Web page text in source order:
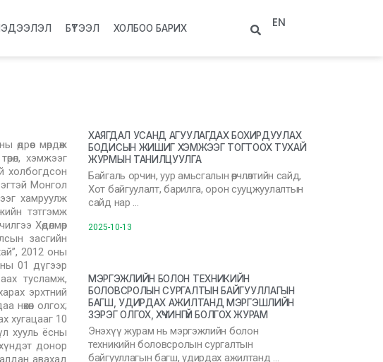
БҮТЭЭЛ ХОЛБОО БАРИХ EN
мөрдөж
хэмжээг
холбогдсон
Монгол
хамруулж
тэтгэмж
Хөдөлмөр
засгийн
2012 оны
01 дүгээр
тусламж,
эрхтний
нөхөн олгох;
хугацааг 10
хууль ёсны
донор
авахад
ХАЯГДАЛ УСАНД АГУУЛАГДАХ БОХИРДУУЛАХ
БОДИСЫН ЖИШИГ ХЭМЖЭЭГ ТОГТООХ ТУХАЙ
ЖУРМЫН ТАНИЛЦУУЛГА
Байгаль орчин, уур амьсгалын өөрчлөлтийн сайд,
Хот байгуулалт, барилга, орон сууцжуулалтын
сайд нар …
2025-10-13
МЭРГЭЖЛИЙН БОЛОН ТЕХНИКИЙН
БОЛОВСРОЛЫН СУРГАЛТЫН БАЙГУУЛЛАГЫН
БАГШ, УДИРДАХ АЖИЛТАНД МЭРГЭШЛИЙН
ЗЭРЭГ ОЛГОХ, ХҮЧИНГҮЙ БОЛГОХ ЖУРАМ
Энэхүү журам нь мэргэжлийн болон
техникийн боловсролын сургалтын
байгууллагын багш, удирдах ажилтанд …